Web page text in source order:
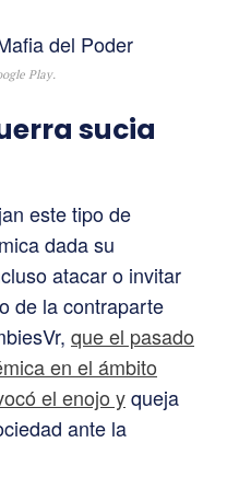
Play.
sucia
este tipo de
dada su
atacar o invitar
de la contraparte
que el pasado
en el ámbito
el enojo yqueja
ante la